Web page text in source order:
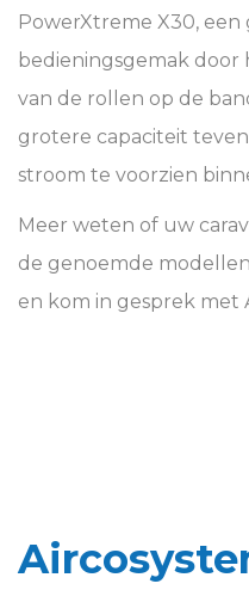
PowerXtreme X30,
bedieningsgemak
van de rollen op de
grotere capaciteit
stroom te voorzien
Meer weten of uw
de genoemde
en kom in gesprek met